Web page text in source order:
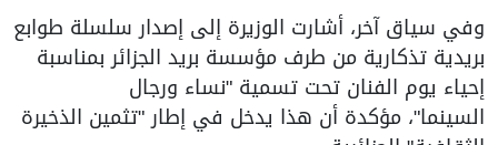
وفي سياق آخر، أشارت الوزيرة إلى إصدار سلسلة طوابع
بريدية تذكارية من طرف مؤسسة بريد الجزائر بمناسبة
إحياء يوم الفنان تحت تسمية "نساء ورجال
السينما"، مؤكدة أن هذا يدخل في إطار "تثمين الذخيرة